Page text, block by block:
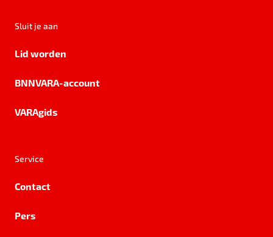
Sluit je aan
Lid worden
BNNVARA-account
VARAgids
Service
Contact
Pers